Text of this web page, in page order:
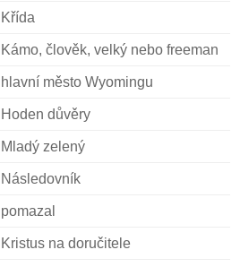
Křída
Kámo, člověk, velký nebo freeman
hlavní město Wyomingu
Hoden důvěry
Mladý zelený
Následovník
pomazal
Kristus na doručitele